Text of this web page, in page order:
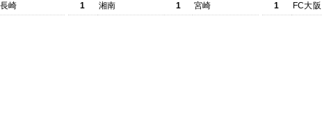
長崎
1
湘南 1 宮崎
1
FC大阪